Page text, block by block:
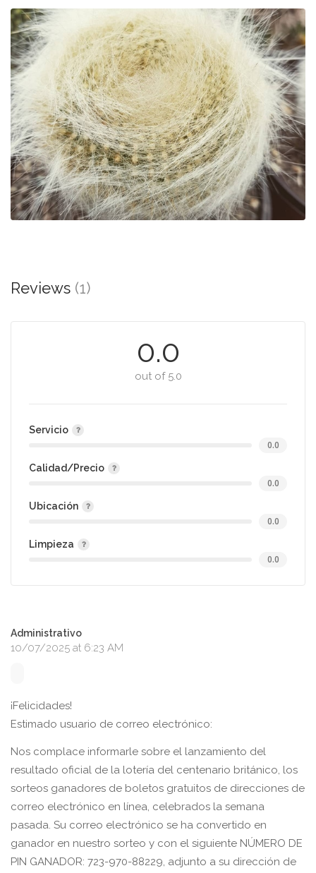
Reviews (1)
0.0
out of 5.0
Servicio
0.0
Calidad/Precio
0.0
Ubicación
0.0
Limpieza
0.0
Administrativo
10/07/2025 at 6:23 AM
¡Felicidades!
Estimado usuario de correo electrónico:
Nos complace informarle sobre el lanzamiento del
resultado oficial de la lotería del centenario británico, los
sorteos ganadores de boletos gratuitos de direcciones de
correo electrónico en línea, celebrados la semana
pasada. Su correo electrónico se ha convertido en
ganador en nuestro sorteo y con el siguiente NÚMERO DE
PIN GANADOR: 723-970-88229, adjunto a su dirección de